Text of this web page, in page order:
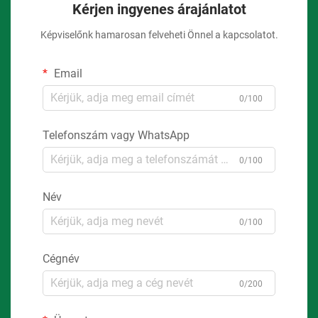
Kérjen ingyenes árajánlatot
Képviselőnk hamarosan felveheti Önnel a kapcsolatot.
Email
0/100
Telefonszám vagy WhatsApp
0/100
Név
0/100
Cégnév
0/200